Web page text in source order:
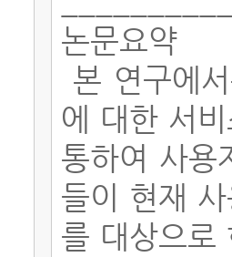
논문요약
본 연구에
에 대한 서
통하여 사용
들이 현재
를 대상으로